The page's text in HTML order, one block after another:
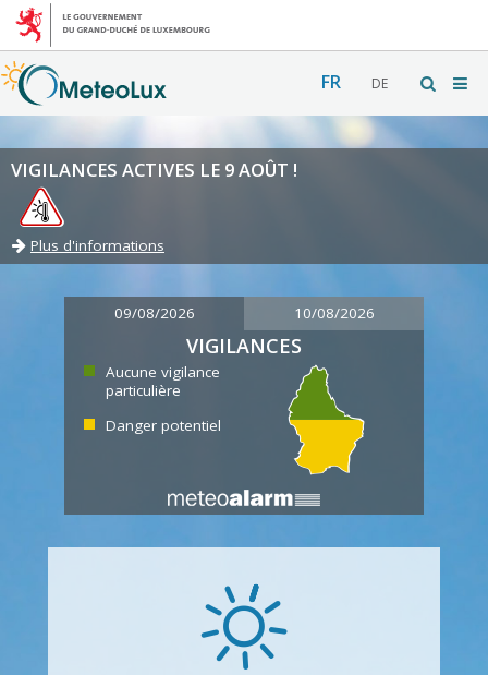
FR DE
VIGILANCES ACTIVES LE 9 AOÛT !
Plus d'informations
09/08/2026 10/08/2026
VIGILANCES
Aucune vigilance
particulière
Danger potentiel